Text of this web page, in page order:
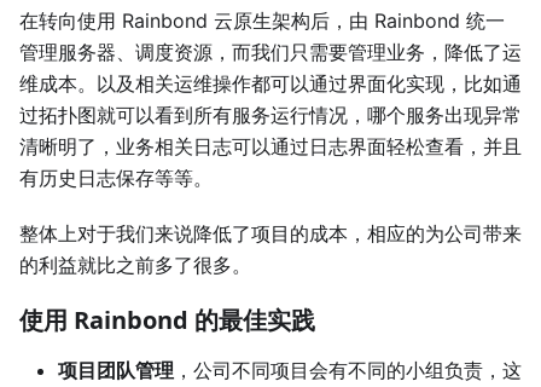
在转向使用 Rainbond 云原生架构后，由 Rainbond 统一
管理服务器、调度资源，而我们只需要管理业务，降低了运
维成本。以及相关运维操作都可以通过界面化实现，比如通
过拓扑图就可以看到所有服务运行情况，哪个服务出现异常
清晰明了，业务相关日志可以通过日志界面轻松查看，并且
有历史日志保存等等。
整体上对于我们来说降低了项目的成本，相应的为公司带来
的利益就比之前多了很多。
使用 Rainbond 的最佳实践
项目团队管理 ，公司不同项目会有不同的小组负责，这